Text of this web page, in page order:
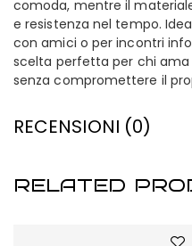
comoda, mentre il
e resistenza nel tempo.
con amici o per incontri
scelta perfetta per chi ama
senza compromettere il
RECENSIONI (0)
RELATED